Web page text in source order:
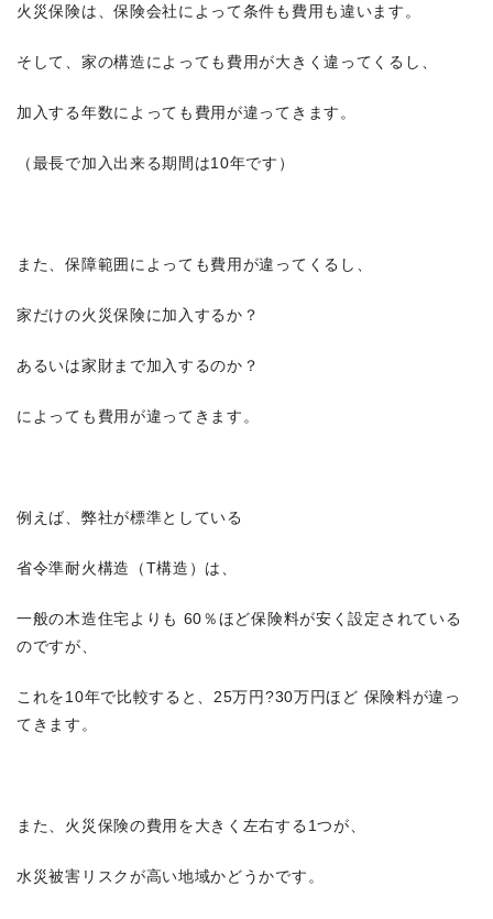
火災保険は、保険会社によって条件も費用も違います。
そして、家の構造によっても費用が大きく違ってくるし、
加入する年数によっても費用が違ってきます。
（最長で加入出来る期間は10年です）
また、保障範囲によっても費用が違ってくるし、
家だけの火災保険に加入するか？
あるいは家財まで加入するのか？
によっても費用が違ってきます。
例えば、弊社が標準としている
省令準耐火構造（T構造）は、
一般の木造住宅よりも 60％ほど保険料が安く設定されている
のですが、
これを10年で比較すると、25万円?30万円ほど 保険料が違っ
てきます。
また、火災保険の費用を大きく左右する1つが、
水災被害リスクが高い地域かどうかです。